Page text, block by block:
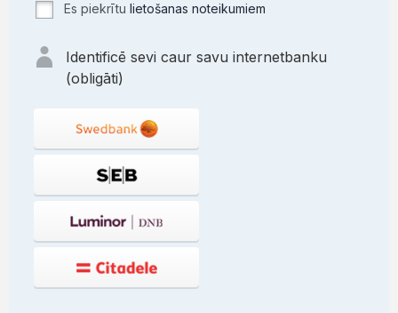
Es piekrītu lietošanas noteikumiem
Identificē sevi caur savu internetbanku
(obligāti)